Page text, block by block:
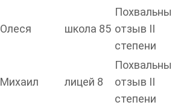
Олеся школа 85 отзыв II
степени
Михаил лицей 8
отзыв II
степени